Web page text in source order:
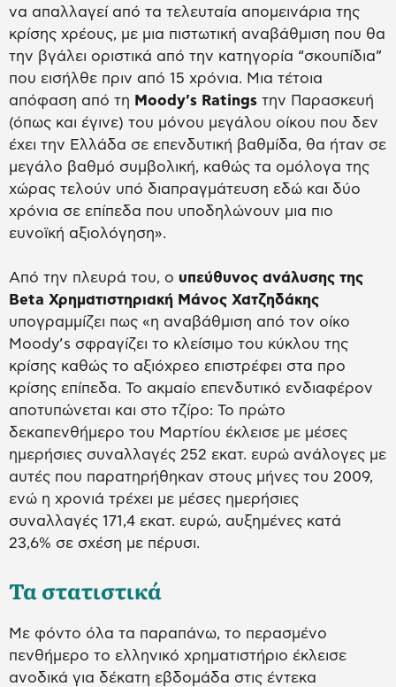
να απαλλαγεί από τα τελευταία απομεινάρια της
κρίσης χρέους, με μια πιστωτική αναβάθμιση που θα
την βγάλει οριστικά από την κατηγορία “σκουπίδια”
που εισήλθε πριν από 15 χρόνια. Μια τέτοια
απόφαση από τη Moody's Ratings την Παρασκευή
(όπως και έγινε) του μόνου μεγάλου οίκου που δεν
έχει την Ελλάδα σε επενδυτική βαθμίδα, θα ήταν σε
μεγάλο βαθμό συμβολική, καθώς τα ομόλογα της
χώρας τελούν υπό διαπραγμάτευση εδώ και δύο
χρόνια σε επίπεδα που υποδηλώνουν μια πιο
ευνοϊκή αξιολόγηση».
Από την πλευρά του, ο υπεύθυνος ανάλυσης της
Beta Χρηματιστηριακή Μάνος Χατζηδάκης
υπογραμμίζει πως «η αναβάθμιση από τον οίκο
Moody’s σφραγίζει το κλείσιμο του κύκλου της
κρίσης καθώς το αξιόχρεο επιστρέφει στα προ
κρίσης επίπεδα. Το ακμαίο επενδυτικό ενδιαφέρον
αποτυπώνεται και στο τζίρο: Το πρώτο
δεκαπενθήμερο του Μαρτίου έκλεισε με μέσες
ημερήσιες συναλλαγές 252 εκατ. ευρώ ανάλογες με
αυτές που παρατηρήθηκαν στους μήνες του 2009,
ενώ η χρονιά τρέχει με μέσες ημερήσιες
συναλλαγές 171,4 εκατ. ευρώ, αυξημένες κατά
23,6% σε σχέση με πέρυσι.
Τα στατιστικά
Με φόντο όλα τα παραπάνω, το περασμένο
πενθήμερο το ελληνικό χρηματιστήριο έκλεισε
ανοδικά για δέκατη εβδομάδα στις έντεκα